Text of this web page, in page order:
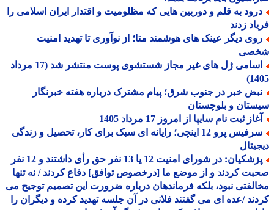
به قلم و دوربین هایی که مظلومیت و اقتدار ایران اسلامی را
زدند
دیگر عینک های هوشمند متا؛ از نوآوری تا تهدید امنیت
اسامی ژل های غیر مجاز شستشوی پوست منتشر شد (17 مرداد
خبر در جنوب شرق؛ پیام مشترک درباره هفته خبرنگار
و بلوچستان
ثبت نام سایپا از امروز 17 مرداد 1405
سرفیس پرو 12 اینچی؛ رایانه ای سبک برای کار، تحصیل و زندگی
پزشکیان: در شورای امنیت 12 یا 13 نفر حق رأی داشتند و 12 نفر
کردند و از موضع ما [درخصوص توافق] دفاع کردند / نه تنها
نبود، بلکه فرماندهان درباره ضرورت این تصمیم توجیح می
/عده ای می گفتند فلانی در آن جلسه تهدید کرده و دیگران را